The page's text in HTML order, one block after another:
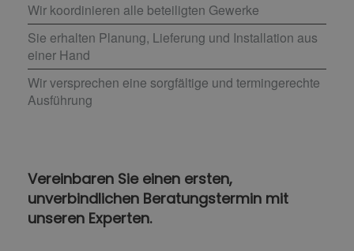
Wir koordinieren alle beteiligten Gewerke
Sie erhalten Planung, Lieferung und Installation aus
einer Hand
Wir versprechen eine sorgfältige und termingerechte
Ausführung
Vereinbaren Sie einen ersten,
unverbindlichen Beratungstermin mit
unseren Experten.